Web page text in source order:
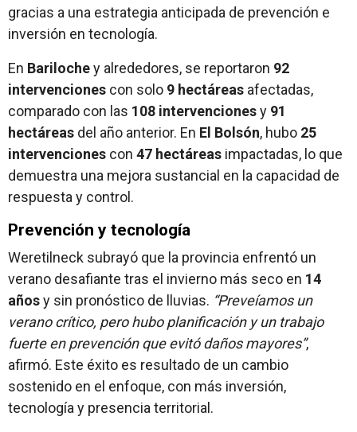
gracias a una estrategia anticipada de prevención e
inversión en tecnología.
En Barilochey alrededores, se reportaron 92
intervenciones con solo 9 hectáreas afectadas,
comparado con las 108 intervencionesy 91
hectáreas del año anterior. En El Bolsón, hubo 25
intervenciones con 47 hectáreas impactadas, lo que
demuestra una mejora sustancial en la capacidad de
respuesta y control.
Prevención y tecnología
Weretilneck subrayó que la provincia enfrentó un
verano desafiante tras el invierno más seco en 14
añosy sin pronóstico de lluvias. “Preveíamos un
verano crítico, pero hubo planificación y un trabajo
fuerte en prevención que evitó daños mayores”,
afirmó. Este éxito es resultado de un cambio
sostenido en el enfoque, con más inversión,
tecnología y presencia territorial.